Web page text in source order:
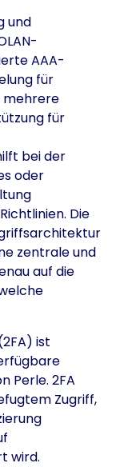
und
AAA-
für
mehrere
für
bei der
oder
Die
zentrale und
auf die
ist
Perle. 2FA
Zugriff,
wird.